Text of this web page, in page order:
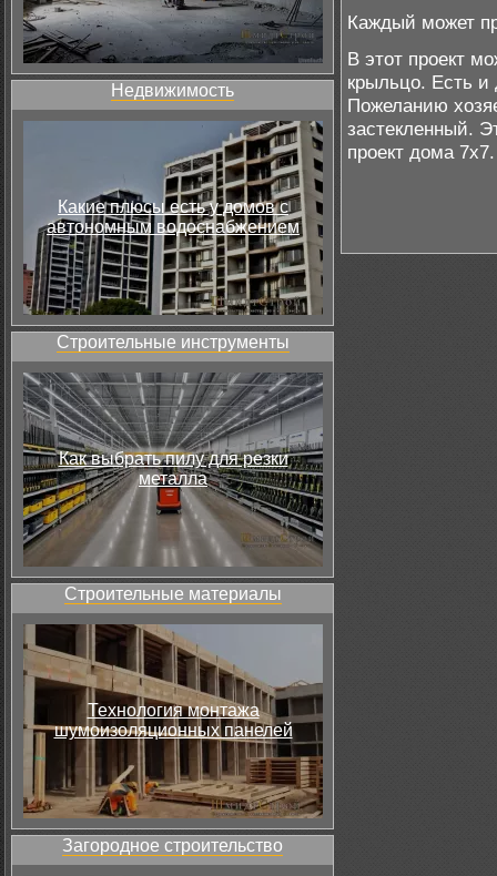
Недвижимость
Какие плюсы есть у домов с
автономным водоснабжением
Строительные инструменты
Как выбрать пилу для резки
металла
Строительные материалы
Технология монтажа
шумоизоляционных панелей
Загородное строительство
Каждый может
В этот проект
крыльцо. Есть и
Пожеланию
застекленный.
проект дома 7х7.